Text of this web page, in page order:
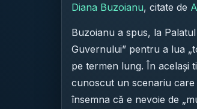
Diana Buzoianu, citate de
Buzoianu a spus, la
Guvernului” pentru a lua
pe termen lung. În același
cunoscut un scenariu
însemna că e nevoie de